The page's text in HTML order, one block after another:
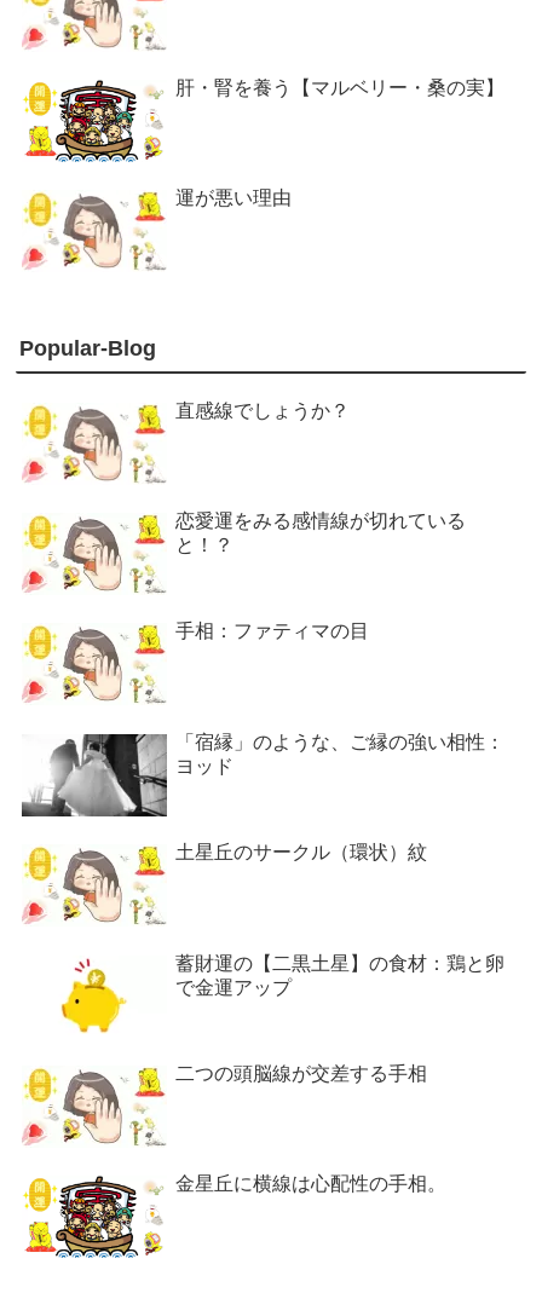
肝・腎を養う【マルベリー・桑の実】
運が悪い理由
Popular-Blog
直感線でしょうか？
恋愛運をみる感情線が切れている
と！？
手相：ファティマの目
「宿縁」のような、ご縁の強い相性：
ヨッド
土星丘のサークル（環状）紋
蓄財運の【二黒土星】の食材：鶏と卵
で金運アップ
二つの頭脳線が交差する手相
金星丘に横線は心配性の手相。